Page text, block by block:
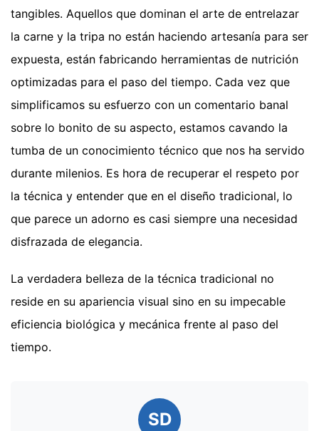
tangibles. Aquellos que dominan el arte de entrelazar
la carne y la tripa no están haciendo artesanía para ser
expuesta, están fabricando herramientas de nutrición
optimizadas para el paso del tiempo. Cada vez que
simplificamos su esfuerzo con un comentario banal
sobre lo bonito de su aspecto, estamos cavando la
tumba de un conocimiento técnico que nos ha servido
durante milenios. Es hora de recuperar el respeto por
la técnica y entender que en el diseño tradicional, lo
que parece un adorno es casi siempre una necesidad
disfrazada de elegancia.
La verdadera belleza de la técnica tradicional no
reside en su apariencia visual sino en su impecable
eficiencia biológica y mecánica frente al paso del
tiempo.
SD